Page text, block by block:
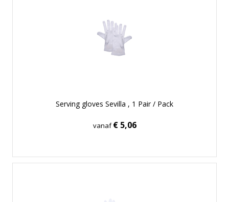
Serving gloves Sevilla , 1 Pair / Pack
vanaf€ 5,06